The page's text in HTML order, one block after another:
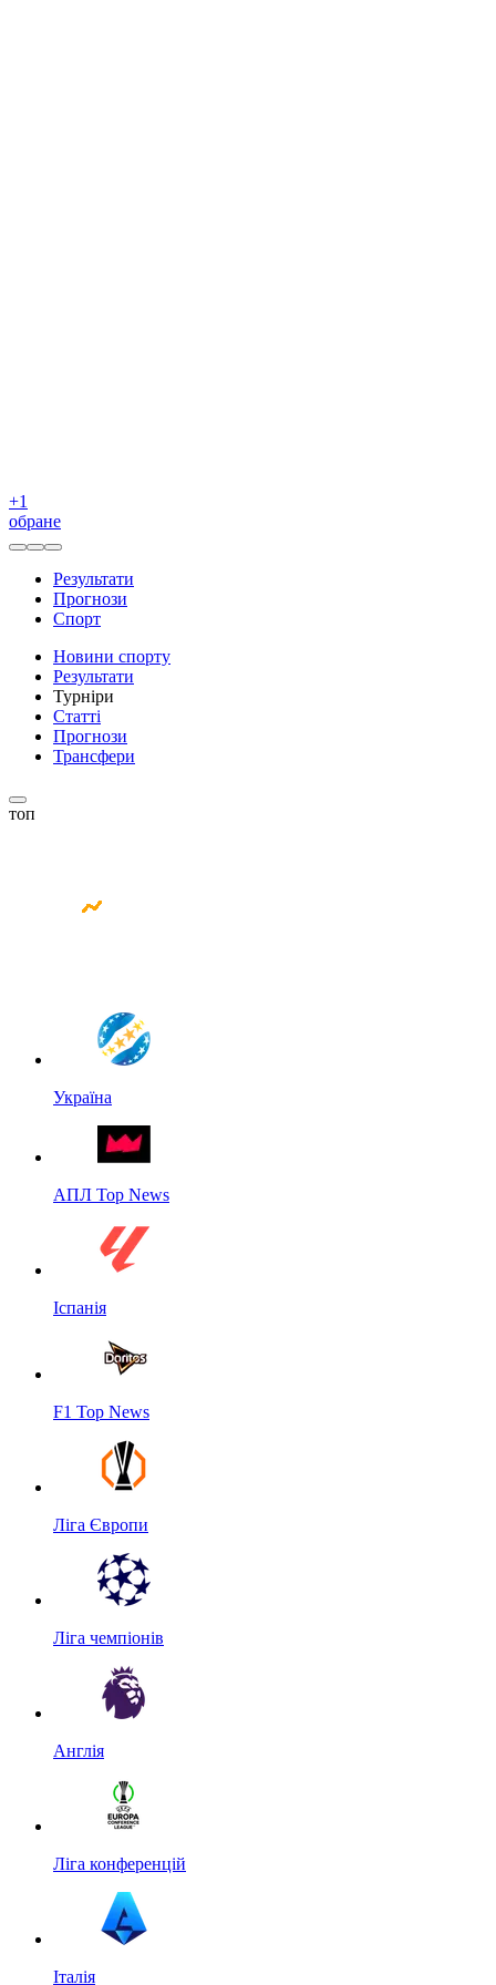
+1
обране
Результати
Прогнози
Спорт
Новини спорту
Результати
Турніри
Статті
Прогнози
Трансфери
топ
Україна
АПЛ Top News
Іспанія
F1 Top News
Ліга Європи
Ліга чемпіонів
Англія
Ліга конференцій
Італія